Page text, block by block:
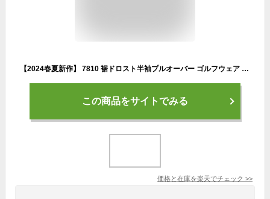
【2024春夏新作】 7810 裾ドロスト半袖プルオーバー ゴルフウェア レディース デルソル ゴルフ M L LL 3L 大きいサイズ 春 夏 トップス 半袖 シャカシャカ スポーティ春夏 ゆったり 女子 ホワイト ネイビー 紺 白 黒 ブラック ベージュ 送料無料 軽い 薄い ゴルフ スポーツ
この商品をサイトでみる
価格と在庫を楽天でチェック >>